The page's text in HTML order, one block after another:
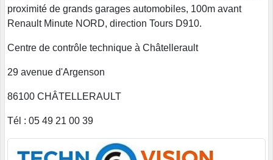
proximité de grands garages automobiles, 100m avant
Renault Minute NORD, direction Tours D910.
Centre de contrôle technique à Châtellerault
29 avenue d'Argenson
86100 CHÂTELLERAULT
Tél : 05 49 21 00 39